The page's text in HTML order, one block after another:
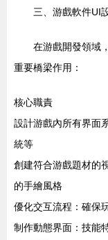
三、游戲軟件UI
在游戲開發領域
重要橋梁作用：
核心職責
設計游戲內所有界面
統等
創建符合游戲題材的
的手繪風格
優化交互流程：確保
制作動態界面：技能